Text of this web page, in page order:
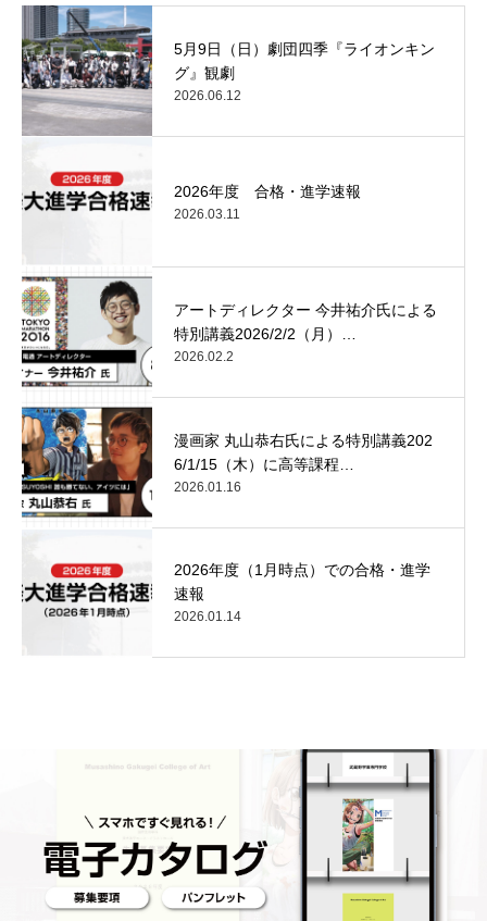
5月9日（日）劇団四季『ライオンキン
グ』観劇
2026.06.12
2026年度 合格・進学速報
2026.03.11
アートディレクター 今井祐介氏による
特別講義2026/2/2（月）…
2026.02.2
漫画家 丸山恭右氏による特別講義202
6/1/15（木）に高等課程…
2026.01.16
2026年度（1月時点）での合格・進学
速報
2026.01.14